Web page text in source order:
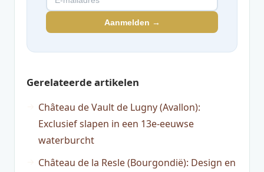
Aanmelden →
Gerelateerde artikelen
Château de Vault de Lugny (Avallon):
Exclusief slapen in een 13e-eeuwse
waterburcht
Château de la Resle (Bourgondië): Design en